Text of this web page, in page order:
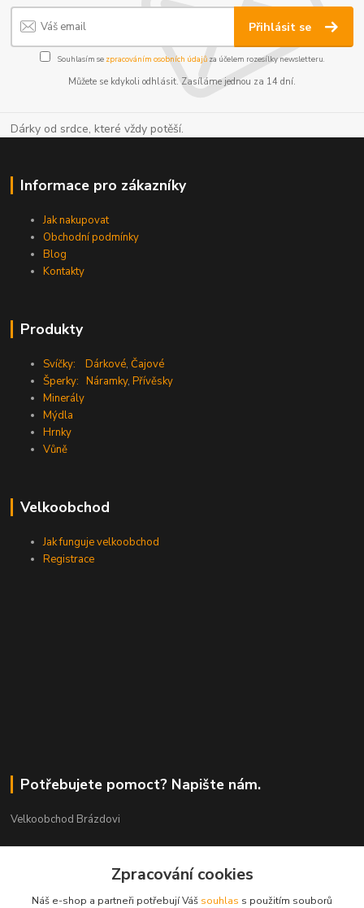
Přihlásit se
Souhlasím se zpracováním osobních údajůza účelem rozesílky newsletteru.
Můžete se kdykoli odhlásit. Zasíláme jednou za 14 dní.
Dárky od srdce, které vždy potěší.
Informace pro zákazníky
Jak nakupovat
Obchodní podmínky
Blog
Kontakty
Produkty
Svíčky: Dárkové,Čajové
Šperky: Náramky,Přívěsky
Minerály
Mýdla
Hrnky
Vůně
Velkoobchod
Jak funguje velkoobchod
Registrace
Potřebujete pomoct? Napište nám.
Velkoobchod Brázdovi
+420 602 565 661Zpracování cookies
Náš e-shop a partneři potřebují Váš souhlas s použitím souborů